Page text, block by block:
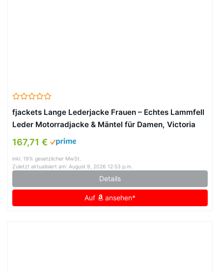
fjackets Lange Lederjacke Frauen – Echtes Lammfell
Leder Motorradjacke & Mäntel für Damen, Victoria
Brown, L
167,71 €
inkl. 19% gesetzlicher MwSt.
Zuletzt aktualisiert am: August 9, 2026 12:53 p.m.
Details
Auf ansehen*